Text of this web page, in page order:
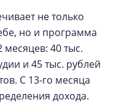
не только
но и программа
месяцев: 40 тыс.
и 45 тыс. рублей
С 13-го месяца
дохода.